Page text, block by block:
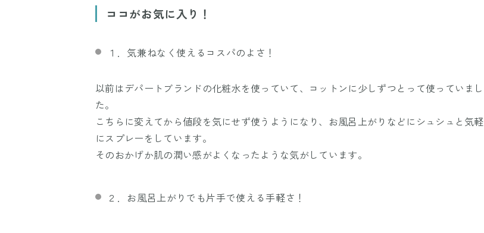
ココがお気に入り！
１．気兼ねなく使えるコスパのよさ！
以前はデパートブランドの化粧水を使っていて、コットンに少しずつとって使っていまし
た。
こちらに変えてから値段を気にせず使うようになり、お風呂上がりなどにシュシュと気軽
にスプレーをしています。
そのおかげか肌の潤い感がよくなったような気がしています。
２．お風呂上がりでも片手で使える手軽さ！